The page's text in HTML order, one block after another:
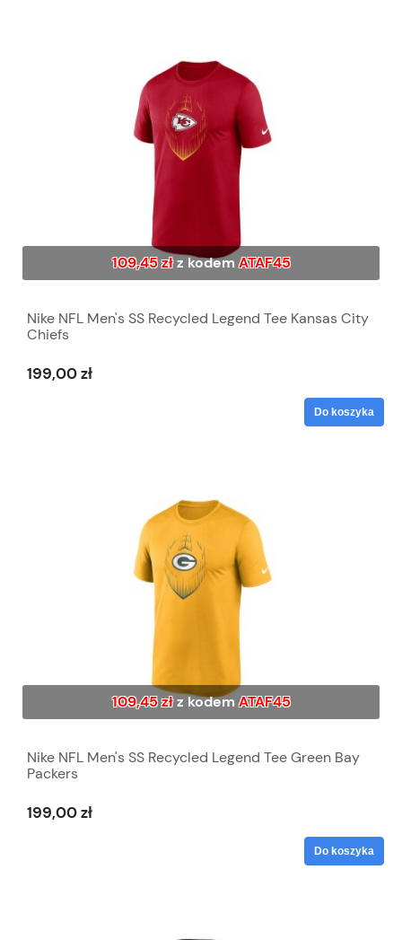
109,45 złz kodemATAF45
Nike NFL Men's SS Recycled Legend Tee Kansas City
Chiefs
199,00 zł
Do koszyka
109,45 złz kodemATAF45
Nike NFL Men's SS Recycled Legend Tee Green Bay
Packers
199,00 zł
Do koszyka